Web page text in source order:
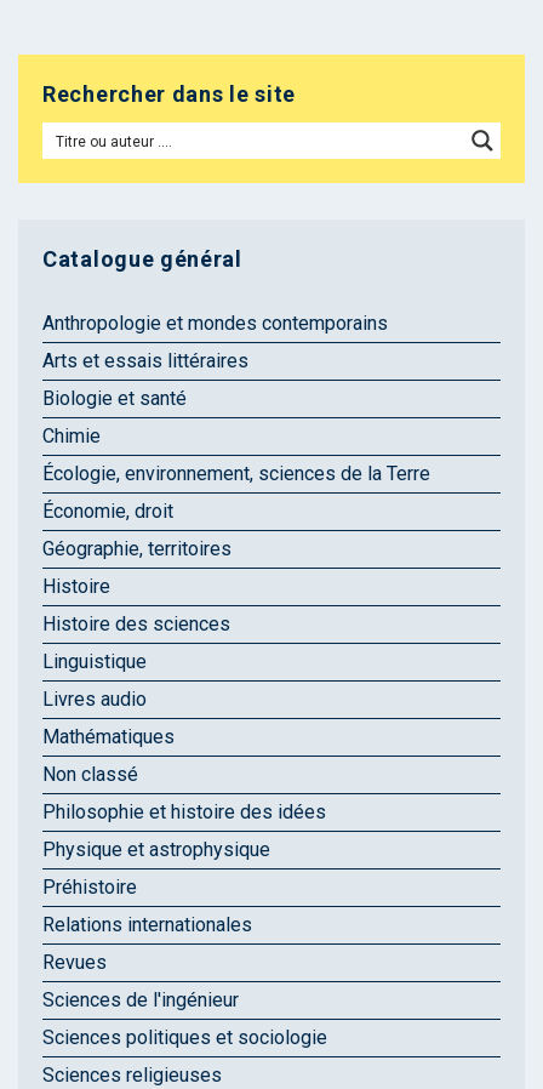
Rechercher dans le site
Catalogue général
Anthropologie et mondes contemporains
Arts et essais littéraires
Biologie et santé
Chimie
Écologie, environnement, sciences de la Terre
Économie, droit
Géographie, territoires
Histoire
Histoire des sciences
Linguistique
Livres audio
Mathématiques
Non classé
Philosophie et histoire des idées
Physique et astrophysique
Préhistoire
Relations internationales
Revues
Sciences de l'ingénieur
Sciences politiques et sociologie
Sciences religieuses